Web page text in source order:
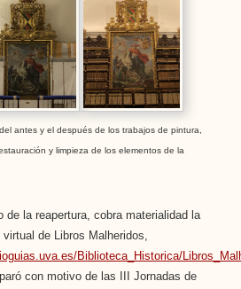
antes y el después de los trabajos de pintura,
y limpieza de los elementos de la
de la reapertura, cobra materialidad la
de Libros Malheridos,
Biblioteca_Historica/
con motivo de las III Jornadas de